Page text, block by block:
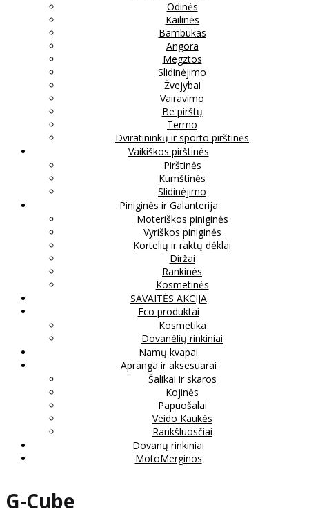
Odinės
Kailinės
Bambukas
Angora
Megztos
Slidinėjimo
Žvejybai
Vairavimo
Be pirštų
Termo
Dviratininkų ir sporto pirštinės
Vaikiškos pirštinės
Pirštinės
Kumštinės
Slidinėjimo
Piniginės ir Galanterija
Moteriškos piniginės
Vyriškos piniginės
Kortelių ir raktų dėklai
Diržai
Rankinės
Kosmetinės
SAVAITĖS AKCIJA
Eco produktai
Kosmetika
Dovanėlių rinkiniai
Namų kvapai
Apranga ir aksesuarai
Šalikai ir skaros
Kojinės
Papuošalai
Veido Kaukės
Rankšluosčiai
Dovanų rinkiniai
MotoMerginos
G-Cube